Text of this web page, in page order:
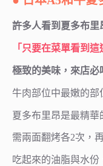
許多人看到夏多布里
「只要在菜單看到
極致的美味，來店必
牛肉部位中最嫩的部
夏多布里昂是最精
需兩面翻烤各2次，
吃起來的油脂與水份